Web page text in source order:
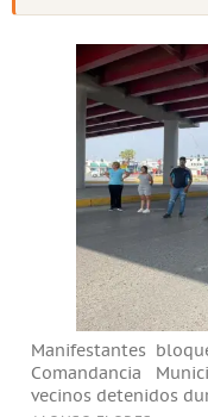
Manifestantes
Comandancia
vecinos detenidos